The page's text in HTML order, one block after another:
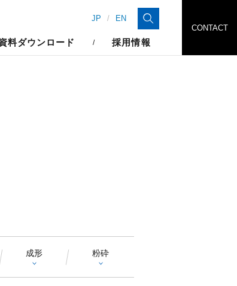
検索
JP EN
料ダウンロード 採用情報
CONTACT
成形 粉砕